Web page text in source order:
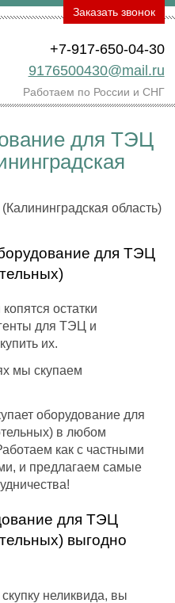
+7-917-650-04-30
9176500430@mail.ru
Работаем по России и СНГ
Заказать звонок
для ТЭЦ
область)
для ТЭЦ
остатки
для ТЭЦ и
их.
мы скупаем
оборудование для
в любом
как с частными
и предлагаем самые
для ТЭЦ
выгодно
неликвида, вы